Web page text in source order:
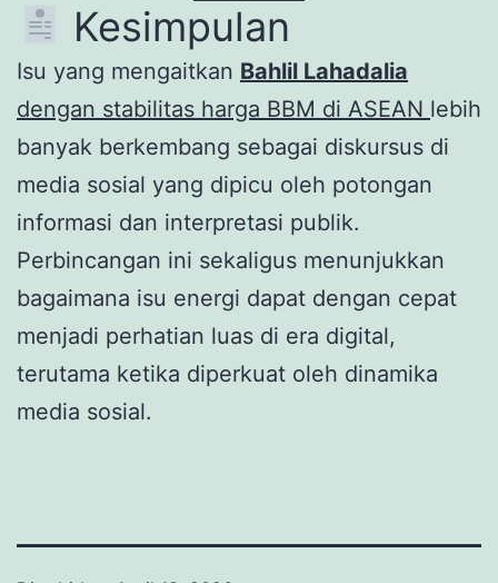
Kesimpulan
Isu yang mengaitkan Bahlil Lahadalia
dengan stabilitas harga BBM di ASEAN lebih
banyak berkembang sebagai diskursus di
media sosial yang dipicu oleh potongan
informasi dan interpretasi publik.
Perbincangan ini sekaligus menunjukkan
bagaimana isu energi dapat dengan cepat
menjadi perhatian luas di era digital,
terutama ketika diperkuat oleh dinamika
media sosial.